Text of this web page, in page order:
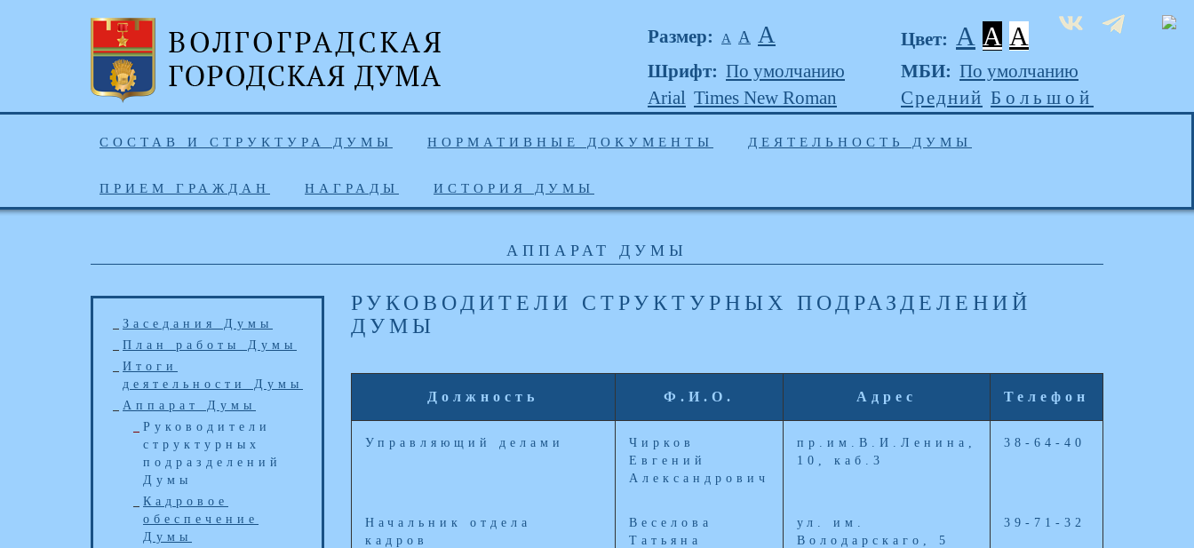
Размер: А А А Цвет: A A A
Шрифт: По умолчанию
Arial Times New Roman
МБИ: По умолчанию
Средний Большой
СОСТАВ И СТРУКТУРА ДУМЫ НОРМАТИВНЫЕ ДОКУМЕНТЫ ДЕЯТЕЛЬНОСТЬ ДУМЫ
ПРИЕМ ГРАЖДАН НАГРАДЫ ИСТОРИЯ ДУМЫ
АППАРАТ ДУМЫ
Заседания Думы
План работы Думы
Итоги
деятельности Думы
Аппарат Думы
Руководители
структурных
подразделений
Думы
Кадровое
обеспечение
Думы
РУКОВОДИТЕЛИ СТРУКТУРНЫХ ПОДРАЗДЕЛЕНИЙ
ДУМЫ
Должность Ф.И.О. Адрес Телефон
Управляющий делами
Чирков
Евгений
Александрович
пр.им.В.И.Ленина,
10, каб.3
38-64-40
Начальник отдела
кадров
Веселова
Татьяна
ул. им.
Володарскаго, 5
39-71-32